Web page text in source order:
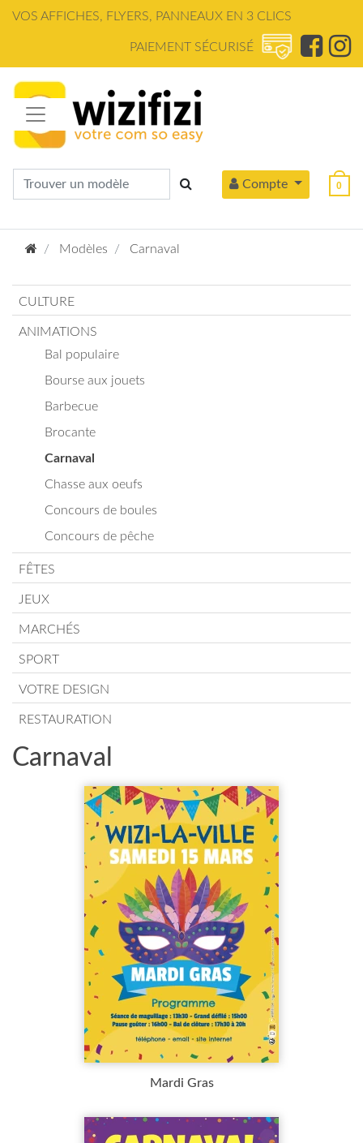
VOS AFFICHES, FLYERS, PANNEAUX EN 3 CLICS
PAIEMENT SÉCURISÉ
Compte 0
Modèles Carnaval
CULTURE
ANIMATIONS
Bal populaire
Bourse aux jouets
Barbecue
Brocante
Carnaval
Chasse aux oeufs
Concours de boules
Concours de pêche
FÊTES
JEUX
MARCHÉS
SPORT
VOTRE DESIGN
RESTAURATION
Carnaval
Mardi Gras
Panneau de gestion des cookies